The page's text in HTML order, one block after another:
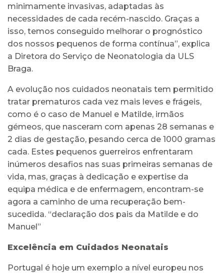
minimamente invasivas, adaptadas às
necessidades de cada recém-nascido. Graças a
isso, temos conseguido melhorar o prognóstico
dos nossos pequenos de forma contínua”, explica
a Diretora do Serviço de Neonatologia da ULS
Braga.
A evolução nos cuidados neonatais tem permitido
tratar prematuros cada vez mais leves e frágeis,
como é o caso de Manuel e Matilde, irmãos
gémeos, que nasceram com apenas 28 semanas e
2 dias de gestação, pesando cerca de 1000 gramas
cada. Estes pequenos guerreiros enfrentaram
inúmeros desafios nas suas primeiras semanas de
vida, mas, graças à dedicação e expertise da
equipa médica e de enfermagem, encontram-se
agora a caminho de uma recuperação bem-
sucedida. “declaração dos pais da Matilde e do
Manuel”
Excelência em Cuidados Neonatais
Portugal é hoje um exemplo a nível europeu nos